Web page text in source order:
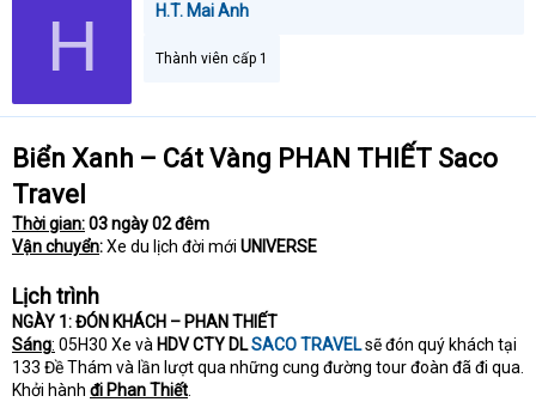
r
e
r
a
H H.T. Mai Anh
Thành viên cấp 1
Biển Xanh – Cát Vàng PHAN THIẾT Saco
Travel
Thời gian:03 ngày 02 đêm
Vận chuyển:Xe du lịch đời mới UNIVERSE
Lịch trình
NGÀY 1: ĐÓN KHÁCH – PHAN THIẾT
Sáng: 05H30 Xe và HDV CTY DLSACO TRAVELsẽ đón quý khách tại
133 Đề Thám và lần lượt qua những cung đường tour đoàn đã đi qua.
Khởi hành đi Phan Thiết.